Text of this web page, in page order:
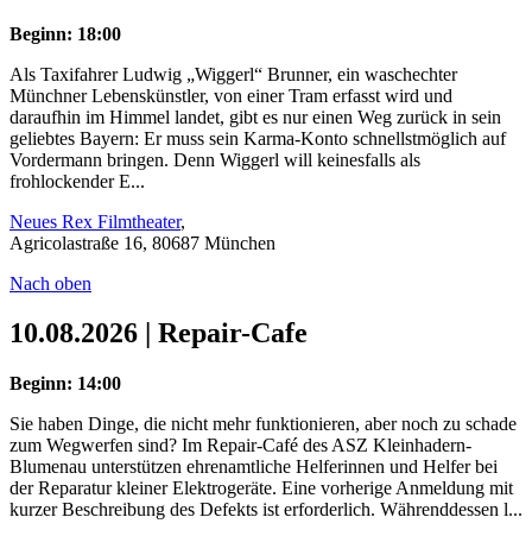
Beginn: 18:00
Als Taxifahrer Ludwig „Wiggerl“ Brunner, ein waschechter
Münchner Lebenskünstler, von einer Tram erfasst wird und
daraufhin im Himmel landet, gibt es nur einen Weg zurück in sein
geliebtes Bayern: Er muss sein Karma-Konto schnellstmöglich auf
Vordermann bringen. Denn Wiggerl will keinesfalls als
frohlockender E...
Neues Rex Filmtheater,
Agricolastraße 16, 80687 München
Nach oben
10.08.2026 | Repair-Cafe
Beginn: 14:00
Sie haben Dinge, die nicht mehr funktionieren, aber noch zu schade
zum Wegwerfen sind? Im Repair-Café des ASZ Kleinhadern-
Blumenau unterstützen ehrenamtliche Helferinnen und Helfer bei
der Reparatur kleiner Elektrogeräte. Eine vorherige Anmeldung mit
kurzer Beschreibung des Defekts ist erforderlich. Währenddessen l...